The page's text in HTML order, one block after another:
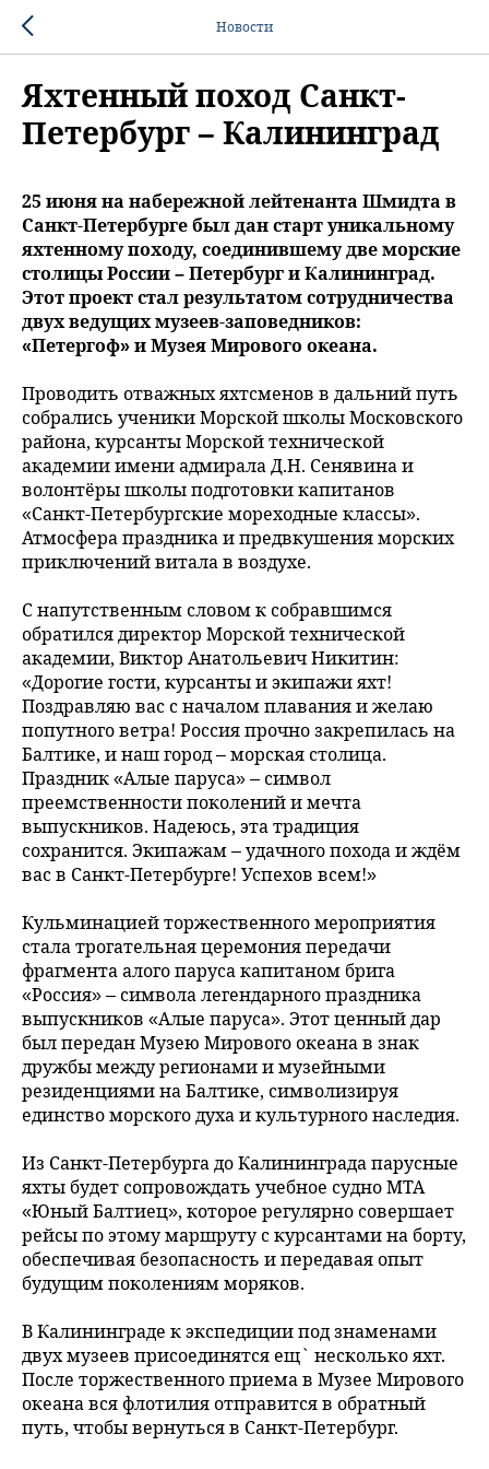
Новости
Яхтенный поход Санкт-
Петербург – Калининград
25 июня на набережной лейтенанта Шмидта в
Санкт-Петербурге был дан старт уникальному
яхтенному походу, соединившему две морские
столицы России – Петербург и Калининград.
Этот проект стал результатом сотрудничества
двух ведущих музеев-заповедников:
«Петергоф» и Музея Мирового океана.
Проводить отважных яхтсменов в дальний путь
собрались ученики Морской школы Московского
района, курсанты Морской технической
академии имени адмирала Д.Н. Сенявина и
волонтёры школы подготовки капитанов
«Санкт-Петербургские мореходные классы».
Атмосфера праздника и предвкушения морских
приключений витала в воздухе.
С напутственным словом к собравшимся
обратился директор Морской технической
академии, Виктор Анатольевич Никитин:
«Дорогие гости, курсанты и экипажи яхт!
Поздравляю вас с началом плавания и желаю
попутного ветра! Россия прочно закрепилась на
Балтике, и наш город – морская столица.
Праздник «Алые паруса» – символ
преемственности поколений и мечта
выпускников. Надеюсь, эта традиция
сохранится. Экипажам – удачного похода и ждём
вас в Санкт-Петербурге! Успехов всем!»
Кульминацией торжественного мероприятия
стала трогательная церемония передачи
фрагмента алого паруса капитаном брига
«Россия» – символа легендарного праздника
выпускников «Алые паруса». Этот ценный дар
был передан Музею Мирового океана в знак
дружбы между регионами и музейными
резиденциями на Балтике, символизируя
единство морского духа и культурного наследия.
Из Санкт-Петербурга до Калининграда парусные
яхты будет сопровождать учебное судно МТА
«Юный Балтиец», которое регулярно совершает
рейсы по этому маршруту с курсантами на борту,
обеспечивая безопасность и передавая опыт
будущим поколениям моряков.
В Калининграде к экспедиции под знаменами
двух музеев присоединятся ещ` несколько яхт.
После торжественного приема в Музее Мирового
океана вся флотилия отправится в обратный
путь, чтобы вернуться в Санкт-Петербург.